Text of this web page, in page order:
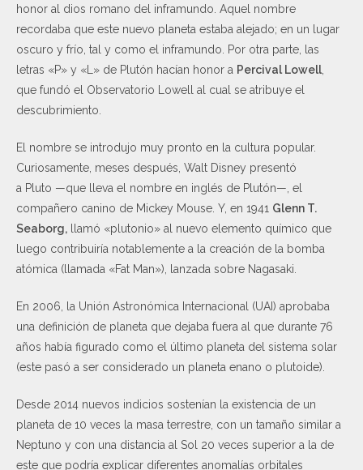
honor al dios romano del inframundo. Aquel nombre
recordaba que este nuevo planeta estaba alejado; en un lugar
oscuro y frío, tal y como el inframundo. Por otra parte, las
letras «P» y «L» de Plutón hacían honor a Percival Lowell
que fundó el Observatorio Lowell al cual se atribuye el
descubrimiento.
El nombre se introdujo muy pronto en la cultura popular.
Curiosamente, meses después, Walt Disney presentó
a Pluto —que lleva el nombre en inglés de Plutón—, el
compañero canino de Mickey Mouse. Y, en 1941 Glenn T.
Seaborg, llamó «plutonio» al nuevo elemento químico que
luego contribuiría notablemente a la creación de la bomba
atómica (llamada «Fat Man»), lanzada sobre Nagasaki.
En 2006, la Unión Astronómica Internacional (UAI) aprobaba
una definición de planeta que dejaba fuera al que durante 76
años había figurado como el último planeta del sistema solar
(este pasó a ser considerado un planeta enano o plutoide).
Desde 2014 nuevos indicios sostenían la existencia de un
planeta de 10 veces la masa terrestre, con un tamaño similar a
Neptuno y con una distancia al Sol 20 veces superior a la de
este que podría explicar diferentes anomalías orbitales